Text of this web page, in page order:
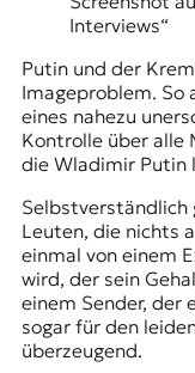
n
z
z
u
O
t
e
u
r
o
p
a
Interviews“
Putin und der
Imageproblem. So
eines nahezu
Kontrolle über alle
die Wladimir Putin
Selbstverständlich
Leuten, die nichts
einmal von einem
wird, der sein
einem Sender, der
sogar für den
überzeugend.